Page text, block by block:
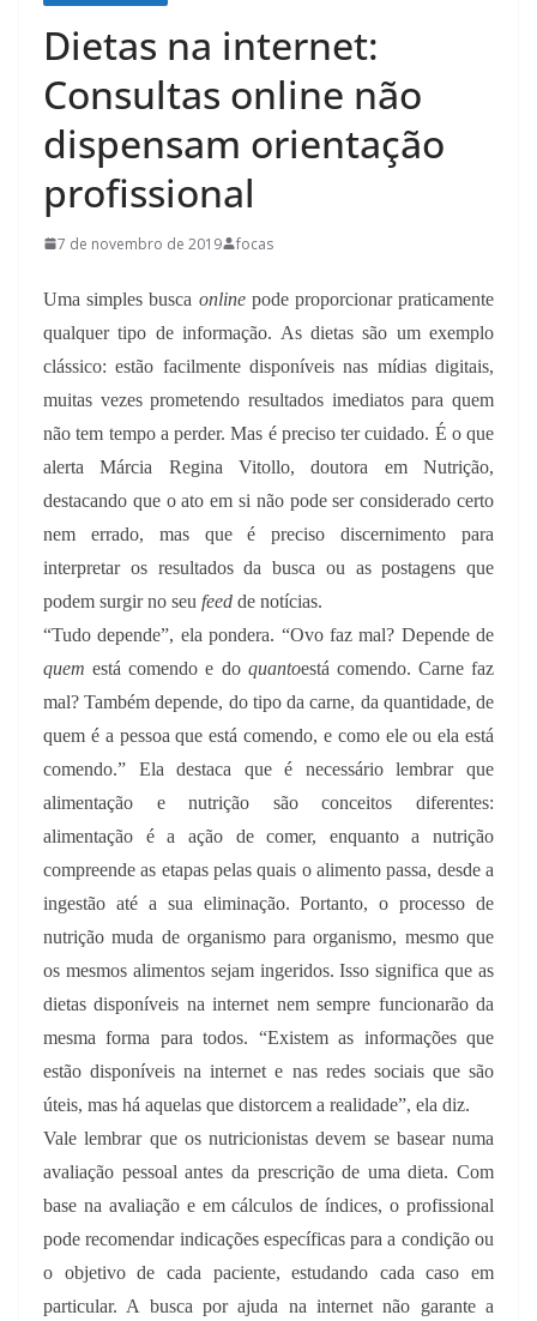
Dietas na internet:
Consultas online não
dispensam orientação
profissional
7 de novembro de 2019 focas
Uma simples busca online pode proporcionar praticamente
qualquer tipo de informação. As dietas são um exemplo
clássico: estão facilmente disponíveis nas mídias digitais,
muitas vezes prometendo resultados imediatos para quem
não tem tempo a perder. Mas é preciso ter cuidado. É o que
alerta Márcia Regina Vitollo, doutora em Nutrição,
destacando que o ato em si não pode ser considerado certo
nem errado, mas que é preciso discernimento para
interpretar os resultados da busca ou as postagens que
podem surgir no seu feed de notícias.
“Tudo depende”, ela pondera. “Ovo faz mal? Depende de
quem está comendo e do quantoestá comendo. Carne faz
mal? Também depende, do tipo da carne, da quantidade, de
quem é a pessoa que está comendo, e como ele ou ela está
comendo.” Ela destaca que é necessário lembrar que
alimentação e nutrição são conceitos diferentes:
alimentação é a ação de comer, enquanto a nutrição
compreende as etapas pelas quais o alimento passa, desde a
ingestão até a sua eliminação. Portanto, o processo de
nutrição muda de organismo para organismo, mesmo que
os mesmos alimentos sejam ingeridos. Isso significa que as
dietas disponíveis na internet nem sempre funcionarão da
mesma forma para todos. “Existem as informações que
estão disponíveis na internet e nas redes sociais que são
úteis, mas há aquelas que distorcem a realidade”, ela diz.
Vale lembrar que os nutricionistas devem se basear numa
avaliação pessoal antes da prescrição de uma dieta. Com
base na avaliação e em cálculos de índices, o profissional
pode recomendar indicações específicas para a condição ou
o objetivo de cada paciente, estudando cada caso em
particular. A busca por ajuda na internet não garante a